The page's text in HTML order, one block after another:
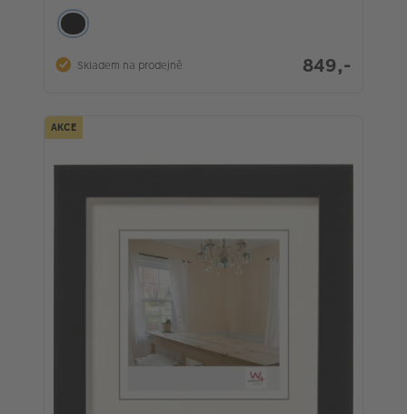
Skladem na prodejně 849,-
AKCE